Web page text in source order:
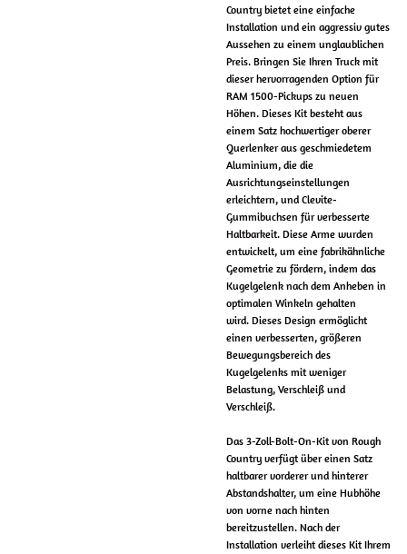
Country bietet eine einfache
Installation und ein aggressiv gutes
Aussehen zu einem unglaublichen
Preis. Bringen Sie Ihren Truck mit
dieser hervorragenden Option für
RAM 1500-Pickups zu neuen
Höhen. Dieses Kit besteht aus
einem Satz hochwertiger oberer
Querlenker aus geschmiedetem
Aluminium, die die
Ausrichtungseinstellungen
erleichtern, und Clevite-
Gummibuchsen für verbesserte
Haltbarkeit. Diese Arme wurden
entwickelt, um eine fabrikähnliche
Geometrie zu fördern, indem das
Kugelgelenk nach dem Anheben in
optimalen Winkeln gehalten
wird. Dieses Design ermöglicht
einen verbesserten, größeren
Bewegungsbereich des
Kugelgelenks mit weniger
Belastung, Verschleiß und
Verschleiß.
Das 3-Zoll-Bolt-On-Kit von Rough
Country verfügt über einen Satz
haltbarer vorderer und hinterer
Abstandshalter, um eine Hubhöhe
von vorne nach hinten
bereitzustellen. Nach der
Installation verleiht dieses Kit Ihrem